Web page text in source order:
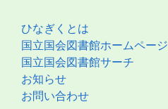
ひなぎくとは
国立国会図書館ホームページ
国立国会図書館サーチ
お知らせ
お問い合わせ